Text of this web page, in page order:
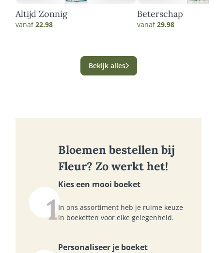
Altijd Zonnig
vanaf22.98
Beterschap
vanaf29.98
Bekijk alles
Bloemen bestellen bij
Fleur? Zo werkt het!
1
Kies een mooi boeket
In ons assortiment heb je ruime keuze
in boeketten voor elke gelegenheid.
Personaliseer je boeket